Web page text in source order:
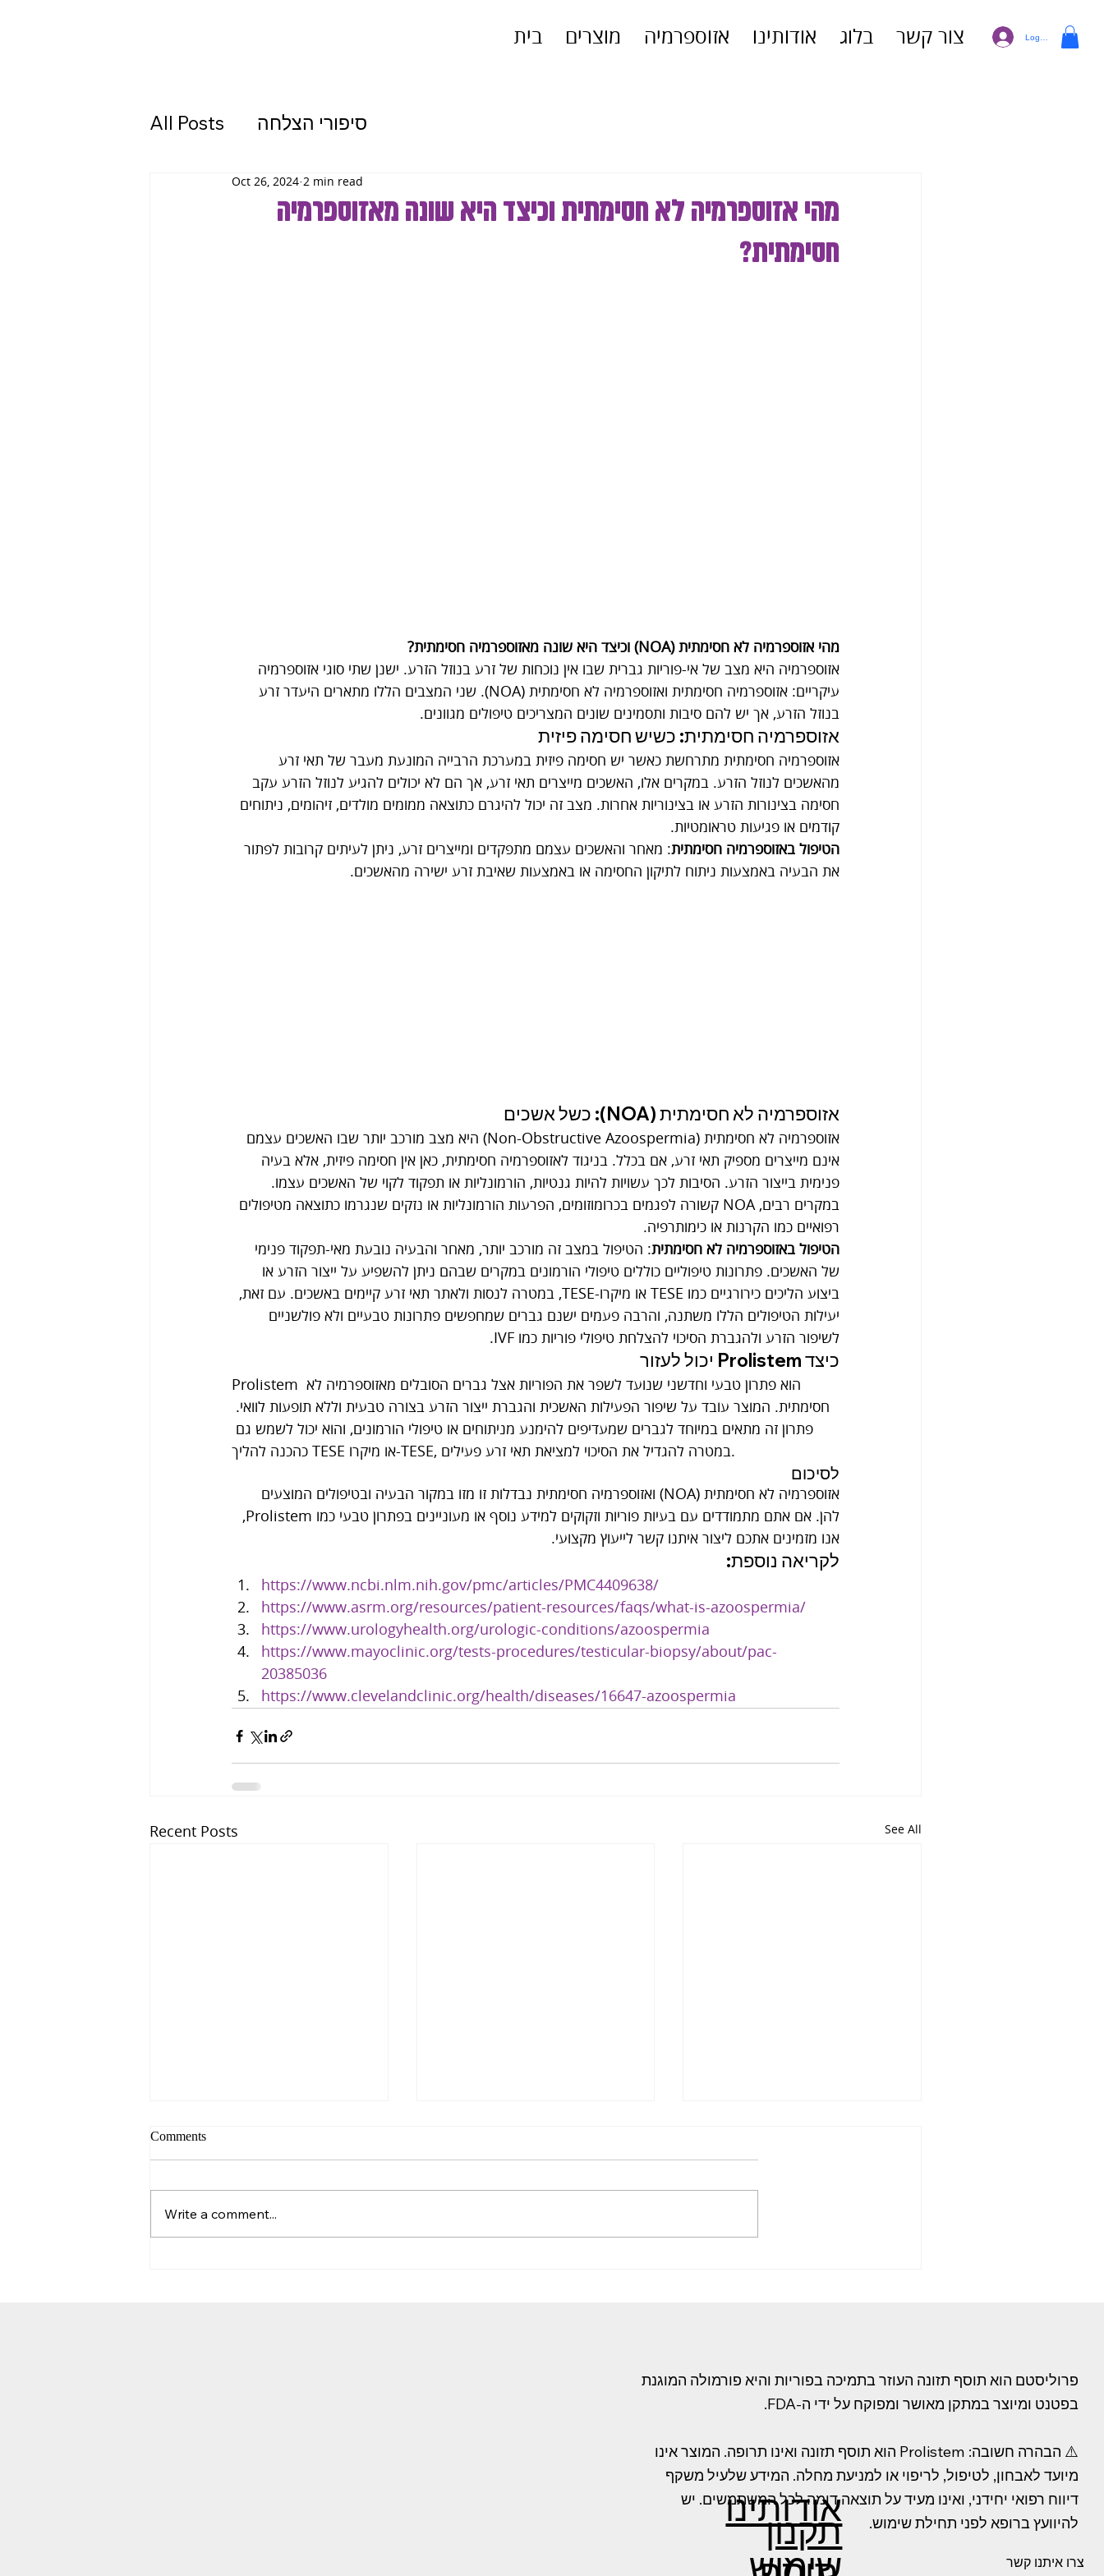
בית מוצרים אזוספרמיה אודותינו בלוג צור קשר Log In
All Posts סיפורי הצלחה
מהי אזוספרמיה לא חסימתית וכיצד היא שונה מאזוספרמיה
חסימתית?
Oct 26, 2024 2 min read
מהי אזוספרמיה לא חסימתית (NOA) וכיצד היא שונה מאזוספרמיה חסימתית?
אזוספרמיה היא מצב של אי-פוריות גברית שבו אין נוכחות של זרע בנוזל הזרע. ישנן שתי סוגי אזוספרמיה
עיקריים: אזוספרמיה חסימתית ואזוספרמיה לא חסימתית (NOA). שני המצבים הללו מתארים היעדר זרע
בנוזל הזרע, אך יש להם סיבות ותסמינים שונים המצריכים טיפולים מגוונים.
אזוספרמיה חסימתית: כשיש חסימה פיזית
אזוספרמיה חסימתית מתרחשת כאשר יש חסימה פיזית במערכת הרבייה המונעת מעבר של תאי זרע
מהאשכים לנוזל הזרע. במקרים אלו, האשכים מייצרים תאי זרע, אך הם לא יכולים להגיע לנוזל הזרע עקב
חסימה בצינורות הזרע או בצינוריות אחרות. מצב זה יכול להיגרם כתוצאה ממומים מולדים, זיהומים, ניתוחים
קודמים או פגיעות טראומטיות.
הטיפול באזוספרמיה חסימתית: מאחר והאשכים עצמם מתפקדים ומייצרים זרע, ניתן לעיתים קרובות לפתור
את הבעיה באמצעות ניתוח לתיקון החסימה או באמצעות שאיבת זרע ישירה מהאשכים.
אזוספרמיה לא חסימתית (NOA): כשל אשכים
אזוספרמיה לא חסימתית (Non-Obstructive Azoospermia) היא מצב מורכב יותר שבו האשכים עצמם
אינם מייצרים מספיק תאי זרע, אם בכלל. בניגוד לאזוספרמיה חסימתית, כאן אין חסימה פיזית, אלא בעיה
פנימית בייצור הזרע. הסיבות לכך עשויות להיות גנטיות, הורמונליות או תפקוד לקוי של האשכים עצמו.
במקרים רבים, NOA קשורה לפגמים בכרומוזומים, הפרעות הורמונליות או נזקים שנגרמו כתוצאה מטיפולים
רפואיים כמו הקרנות או כימותרפיה.
הטיפול באזוספרמיה לא חסימתית: הטיפול במצב זה מורכב יותר, מאחר והבעיה נובעת מאי-תפקוד פנימי
של האשכים. פתרונות טיפוליים כוללים טיפולי הורמונים במקרים שבהם ניתן להשפיע על ייצור הזרע או
ביצוע הליכים כירורגיים כמו TESE או מיקרו-TESE, במטרה לנסות ולאתר תאי זרע קיימים באשכים. עם זאת,
יעילות הטיפולים הללו משתנה, והרבה פעמים ישנם גברים שמחפשים פתרונות טבעיים ולא פולשניים
לשיפור הזרע ולהגברת הסיכוי להצלחת טיפולי פוריות כמו IVF.
כיצד Prolistem יכול לעזור
Prolistem הוא פתרון טבעי וחדשני שנועד לשפר את הפוריות אצל גברים הסובלים מאזוספרמיה לא
חסימתית. המוצר עובד על שיפור הפעילות האשכית והגברת ייצור הזרע בצורה טבעית וללא תופעות לוואי.
פתרון זה מתאים במיוחד לגברים שמעדיפים להימנע מניתוחים או טיפולי הורמונים, והוא יכול לשמש גם
כהכנה להליך TESE או מיקרו-TESE, במטרה להגדיל את הסיכוי למציאת תאי זרע פעילים.
לסיכום
אזוספרמיה לא חסימתית (NOA) ואזוספרמיה חסימתית נבדלות זו מזו במקור הבעיה ובטיפולים המוצעים
להן. אם אתם מתמודדים עם בעיות פוריות וזקוקים למידע נוסף או מעוניינים בפתרון טבעי כמו Prolistem,
אנו מזמינים אתכם ליצור איתנו קשר לייעוץ מקצועי.
לקריאה נוספת:
https://www.ncbi.nlm.nih.gov/pmc/articles/PMC4409638/
https://www.asrm.org/resources/patient-resources/faqs/what-is-azoospermia/
https://www.urologyhealth.org/urologic-conditions/azoospermia
https://www.mayoclinic.org/tests-procedures/testicular-biopsy/about/pac-
20385036
https://www.clevelandclinic.org/health/diseases/16647-azoospermia
Recent Posts See All
Comments
Write a comment...
פרוליסטם הוא תוסף תזונה העוזר בתמיכה בפוריות והיא פורמולה המוגנת
בפטנט ומיוצר במתקן מאושר ומפוקח על ידי ה-FDA.
⚠️ הבהרה חשובה: Prolistem הוא תוסף תזונה ואינו תרופה. המוצר אינו
מיועד לאבחון, לטיפול, לריפוי או למניעת מחלה. המידע שלעיל משקף
דיווח רפואי יחידני, ואינו מעיד על תוצאה דומה לכל המשתמשים. יש
להיוועץ ברופא לפני תחילת שימוש.
אודותינו
תקנון
שימוש צרו איתנו קשר